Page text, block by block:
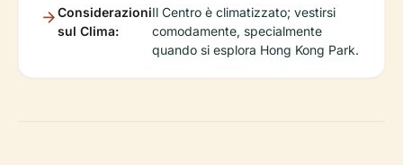
Considerazioni
sul Clima:
Il Centro è climatizzato; vestirsi
comodamente, specialmente
quando si esplora Hong Kong Park.